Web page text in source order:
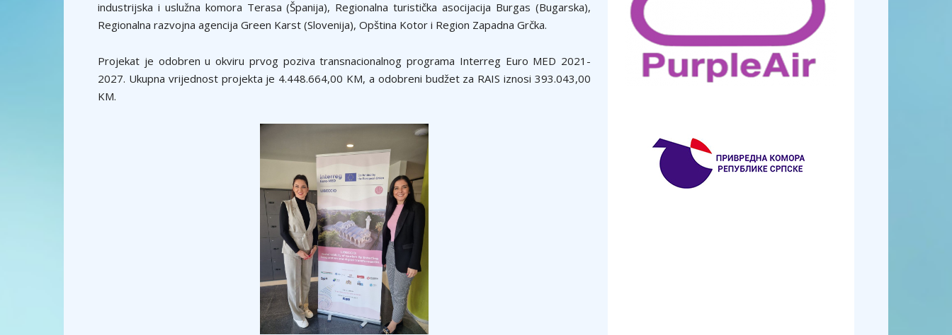
industrijska i uslužna komora Terasa (Španija), Regionalna turistička asocijacija Burgas (Bugarska),
Regionalna razvojna agencija Green Karst (Slovenija), Opština Kotor i Region Zapadna Grčka.
Projekat je odobren u okviru prvog poziva transnacionalnog programa Interreg Euro MED 2021-
2027. Ukupna vrijednost projekta je 4.448.664,00 KM, a odobreni budžet za RAIS iznosi 393.043,00
KM.